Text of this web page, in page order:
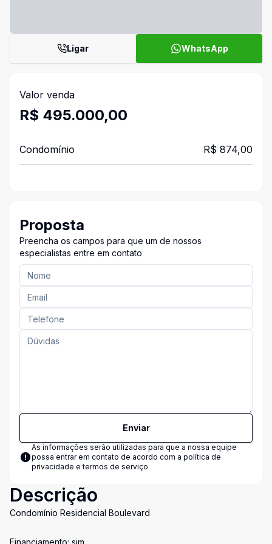
Ligar WhatsApp
Valor venda
R$ 495.000,00
Condomínio R$ 874,00
Proposta
Preencha os campos para que um de nossos
especialistas entre em contato
Enviar
As informações serão utilizadas para que a nossa equipe
possa entrar em contato de acordo com a política de
privacidade e termos de serviço
Descrição
Condomínio Residencial Boulevard
Financiamento: sim